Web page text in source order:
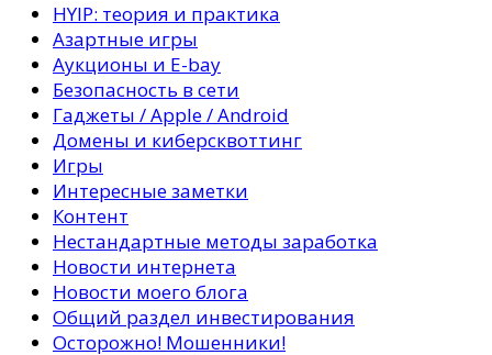
HYIP: теория и практика
Азартные игры
Аукционы и E-bay
Безопасность в сети
Гаджеты / Apple / Android
Домены и киберсквоттинг
Игры
Интересные заметки
Контент
Нестандартные методы заработка
Новости интернета
Новости моего блога
Общий раздел инвестирования
Осторожно! Мошенники!